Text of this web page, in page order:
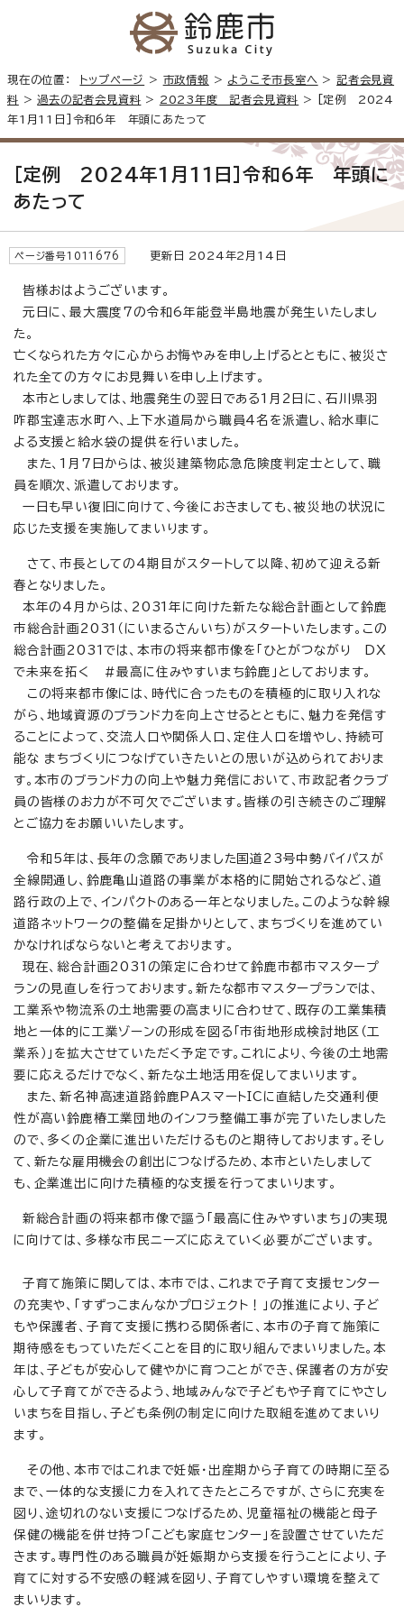
現在の位置： トップページ > 市政情報 > ようこそ市長室へ >記者会見資
料 >過去の記者会見資料 > 2023年度 記者会見資料 > [定例 2024
年1月11日]令和6年 年頭にあたって
[定例 2024年1月11日]令和6年 年頭に
あたって
ページ番号1011676 更新日 2024年2月14日
皆様おはようございます。
元日に、最大震度7の令和6年能登半島地震が発生いたしまし
た。
亡くなられた方々に心からお悔やみを申し上げるとともに、被災さ
れた全ての方々にお見舞いを申し上げます。
本市としましては、地震発生の翌日である1月2日に、石川県羽
咋郡宝達志水町へ、上下水道局から職員4名を派遣し、給水車に
よる支援と給水袋の提供を行いました。
また、1月7日からは、被災建築物応急危険度判定士として、職
員を順次、派遣しております。
一日も早い復旧に向けて、今後におきましても、被災地の状況に
応じた支援を実施してまいります。
さて、市長としての4期目がスタートして以降、初めて迎える新
春となりました。
本年の4月からは、2031年に向けた新たな総合計画として鈴鹿
市総合計画2031（にいまるさんいち）がスタートいたします。この
総合計画2031では、本市の将来都市像を「ひとがつながり DX
で未来を拓く ＃最高に住みやすいまち鈴鹿」としております。
この将来都市像には、時代に合ったものを積極的に取り入れな
がら、地域資源のブランド力を向上させるとともに、魅力を発信す
ることによって、交流人口や関係人口、定住人口を増やし、持続可
能な まちづくりにつなげていきたいとの思いが込められておりま
す。本市のブランド力の向上や魅力発信において、市政記者クラブ
員の皆様のお力が不可欠でございます。皆様の引き続きのご理解
とご協力をお願いいたします。
令和5年は、長年の念願でありました国道23号中勢バイパスが
全線開通し、鈴鹿亀山道路の事業が本格的に開始されるなど、道
路行政の上で、インパクトのある一年となりました。このような幹線
道路ネットワークの整備を足掛かりとして、まちづくりを進めてい
かなければならないと考えております。
現在、総合計画2031の策定に合わせて鈴鹿市都市マスタープ
ランの見直しを行っております。新たな都市マスタープランでは、
工業系や物流系の土地需要の高まりに合わせて、既存の工業集積
地と一体的に工業ゾーンの形成を図る「市街地形成検討地区（工
業系）」を拡大させていただく予定です。これにより、今後の土地需
要に応えるだけでなく、新たな土地活用を促してまいります。
また、新名神高速道路鈴鹿PAスマートICに直結した交通利便
性が高い鈴鹿椿工業団地のインフラ整備工事が完了いたしました
ので、多くの企業に進出いただけるものと期待しております。そし
て、新たな雇用機会の創出につなげるため、本市といたしまして
も、企業進出に向けた積極的な支援を行ってまいります。
新総合計画の将来都市像で謳う「最高に住みやすいまち」の実現
に向けては、多様な市民ニーズに応えていく必要がございます。
子育て施策に関しては、本市では、これまで子育て支援センター
の充実や、「すずっこまんなかプロジェクト！」の推進により、子ど
もや保護者、子育て支援に携わる関係者に、本市の子育て施策に
期待感をもっていただくことを目的に取り組んでまいりました。本
年は、子どもが安心して健やかに育つことができ、保護者の方が安
心して子育てができるよう、地域みんなで子どもや子育てにやさし
いまちを目指し、子ども条例の制定に向けた取組を進めてまいり
ます。
その他、本市ではこれまで妊娠・出産期から子育ての時期に至る
まで、一体的な支援に力を入れてきたところですが、さらに充実を
図り、途切れのない支援につなげるため、児童福祉の機能と母子
保健の機能を併せ持つ「こども家庭センター」を設置させていただ
きます。専門性のある職員が妊娠期から支援を行うことにより、子
育てに対する不安感の軽減を図り、子育てしやすい環境を整えて
まいります。